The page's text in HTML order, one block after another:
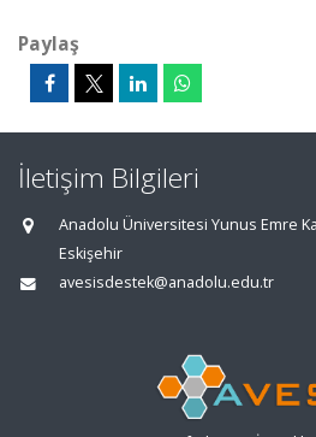
Paylaş
İletişim Bilgileri
Anadolu Üniversitesi Yunus Emre
Eskişehir
avesisdestek@anadolu.edu.tr